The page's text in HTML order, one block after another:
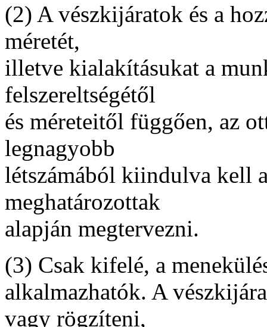
(2) A vészkijáratok és a
méretét,
illetve kialakításukat a
felszereltségétől
és méreteitől függően, az
legnagyobb
létszámából kiindulva kell
meghatározottak
alapján megtervezni.
(3) Csak kifelé, a
alkalmazhatók. A
vagy rögzíteni,